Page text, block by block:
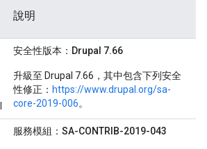
說明
安全性版本：Drupal 7.66
升級至 Drupal 7.66，其中包含下列安全
性修正： https://www.drupal.org/sa-
core-2019-006。
服務模組：SA-CONTRIB-2019-043